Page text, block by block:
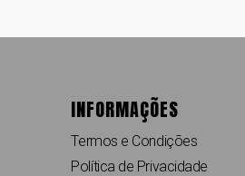
INFORMAÇÕES
Termos e Condições
Política de Privacidade